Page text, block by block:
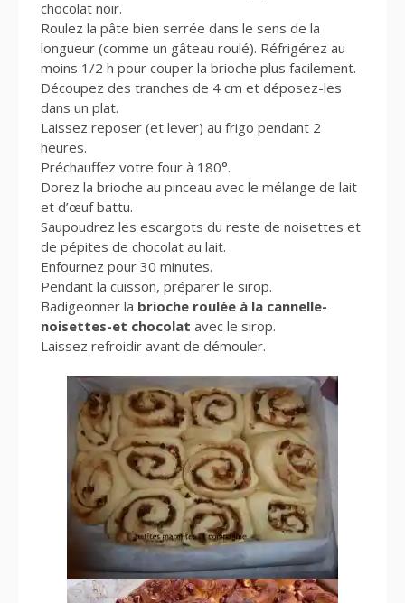
chocolat noir.
Roulez la pâte bien serrée dans le sens de la
longueur (comme un gâteau roulé). Réfrigérez au
moins 1/2 h pour couper la brioche plus facilement.
Découpez des tranches de 4 cm et déposez-les
dans un plat.
Laissez reposer (et lever) au frigo pendant 2
heures.
Préchauffez votre four à 180°.
Dorez la brioche au pinceau avec le mélange de lait
et d’œuf battu.
Saupoudrez les escargots du reste de noisettes et
de pépites de chocolat au lait.
Enfournez pour 30 minutes.
Pendant la cuisson, préparer le sirop.
Badigeonner la brioche roulée à la cannelle-
noisettes-et chocolat avec le sirop.
Laissez refroidir avant de démouler.